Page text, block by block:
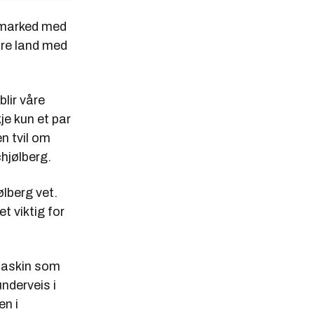
med
land med
våre
kun et par
tvil om
vet.
viktig for
som
i
i